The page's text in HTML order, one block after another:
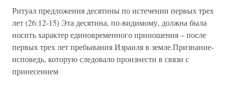
Ритуал предложения десятины по истечении первых трех
лет (26:12-15) Эта десятина, по-видимому, должна была
носить характер единовременного приношения – после
первых трех лет пребывания Израиля в земле.Признание-
исповедь, которую следовало произнести в связи с
принесением